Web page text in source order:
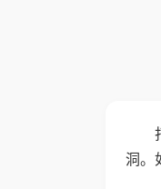
洞。